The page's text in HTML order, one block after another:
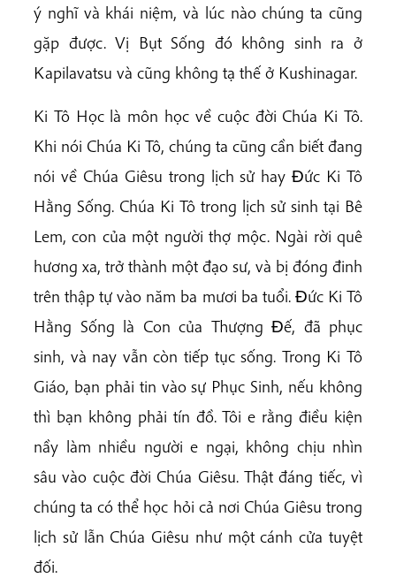
ý nghĩ và khái niệm, và lúc nào chúng ta cũng
gặp được. Vị Bụt Sống đó không sinh ra ở
Kapilavatsu và cũng không tạ thế ở Kushinagar.
Ki Tô Học là môn học về cuộc đời Chúa Ki Tô.
Khi nói Chúa Ki Tô, chúng ta cũng cần biết đang
nói về Chúa Giêsu trong lịch sử hay Ðức Ki Tô
Hằng Sống. Chúa Ki Tô trong lịch sử sinh tại Bê
Lem, con của một người thợ mộc. Ngài rời quê
hương xa, trở thành một đạo sư, và bị đóng đinh
trên thập tự vào năm ba mươi ba tuổi. Ðức Ki Tô
Hằng Sống là Con của Thượng Ðế, đã phục
sinh, và nay vẫn còn tiếp tục sống. Trong Ki Tô
Giáo, bạn phải tin vào sự Phục Sinh, nếu không
thì bạn không phải tín đồ. Tôi e rằng điều kiện
nầy làm nhiều người e ngại, không chịu nhìn
sâu vào cuộc đời Chúa Giêsu. Thật đáng tiếc, vì
chúng ta có thể học hỏi cả nơi Chúa Giêsu trong
lịch sử lẫn Chúa Giêsu như một cánh cửa tuyệt
đối.